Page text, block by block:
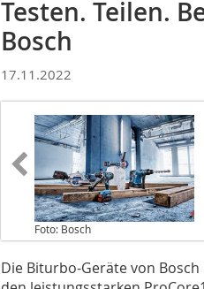
Testen. Teilen.
Bosch
17.11.2022
Foto: Bosch
Die Biturbo-Geräte von